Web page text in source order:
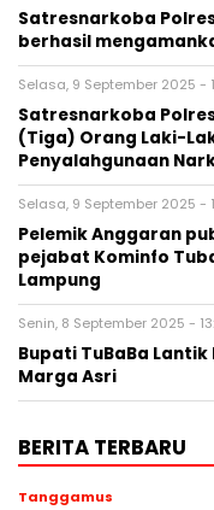
Satresnarkoba
berhasil
Selasa, 9 September 2025 -
Satresnarkoba
(Tiga) Orang Laki-
Penyalahgunaan
Selasa, 9 September 2025 -
Pelemik Anggaran
pejabat Kominfo
Lampung
Senin, 8 September 2025 -
Bupati TuBaBa
Marga Asri
BERITA TERBARU
Tanggamus